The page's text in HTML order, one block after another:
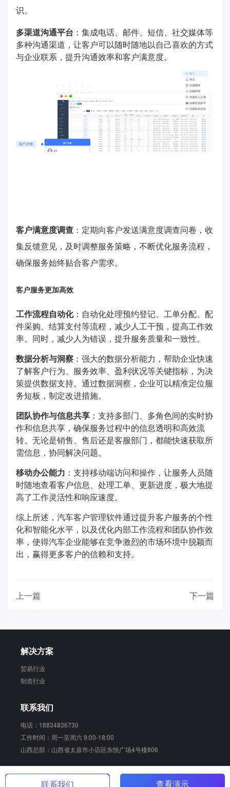
识。
多渠道沟通平台 ：集成电话、邮件、短信、社交媒体等
多种沟通渠道，让客户可以随时随地以自己喜欢的方式
与企业联系，提升沟通效率和客户满意度。
客户满意度调查 ：定期向客户发送满意度调查问卷，收
集反馈意见，及时调整服务策略，不断优化服务流程，
确保服务始终贴合客户需求。
客户服务更加高效
工作流程自动化：自动化处理预约登记、工单分配、配
件采购、结算支付等流程，减少人工干预，提高工作效
率。同时，减少人为错误，提升服务质量和一致性。
数据分析与洞察 ：强大的数据分析能力，帮助企业快速
了解客户行为、服务效率、盈利状况等关键指标，为决
策提供数据支持。通过数据洞察，企业可以精准定位服
务短板，制定改进措施。
团队协作与信息共享 ：支持多部门、多角色间的实时协
作和信息共享，确保服务过程中的信息透明和高效流
转。无论是销售、售后还是客服部门，都能快速获取所
需信息，协同解决问题。
移动办公能力 ：支持移动端访问和操作，让服务人员随
时随地查看客户信息、处理工单、更新进度，极大地提
高了工作灵活性和响应速度。
综上所述，汽车客户管理软件通过提升客户服务的个性
化和智能化水平，以及优化内部工作流程和团队协作效
率，使得汽车企业能够在竞争激烈的市场环境中脱颖而
出，赢得更多客户的信赖和支持。
上一篇 下一篇
解决方案
贸易行业
制造行业
联系我们
电话：18834836730
工作时间：周一至周六 9:00-18:00
山西总部：山西省太原市小店区东悦广场4号楼806
销动云 版权所有
联系我们 查看演示